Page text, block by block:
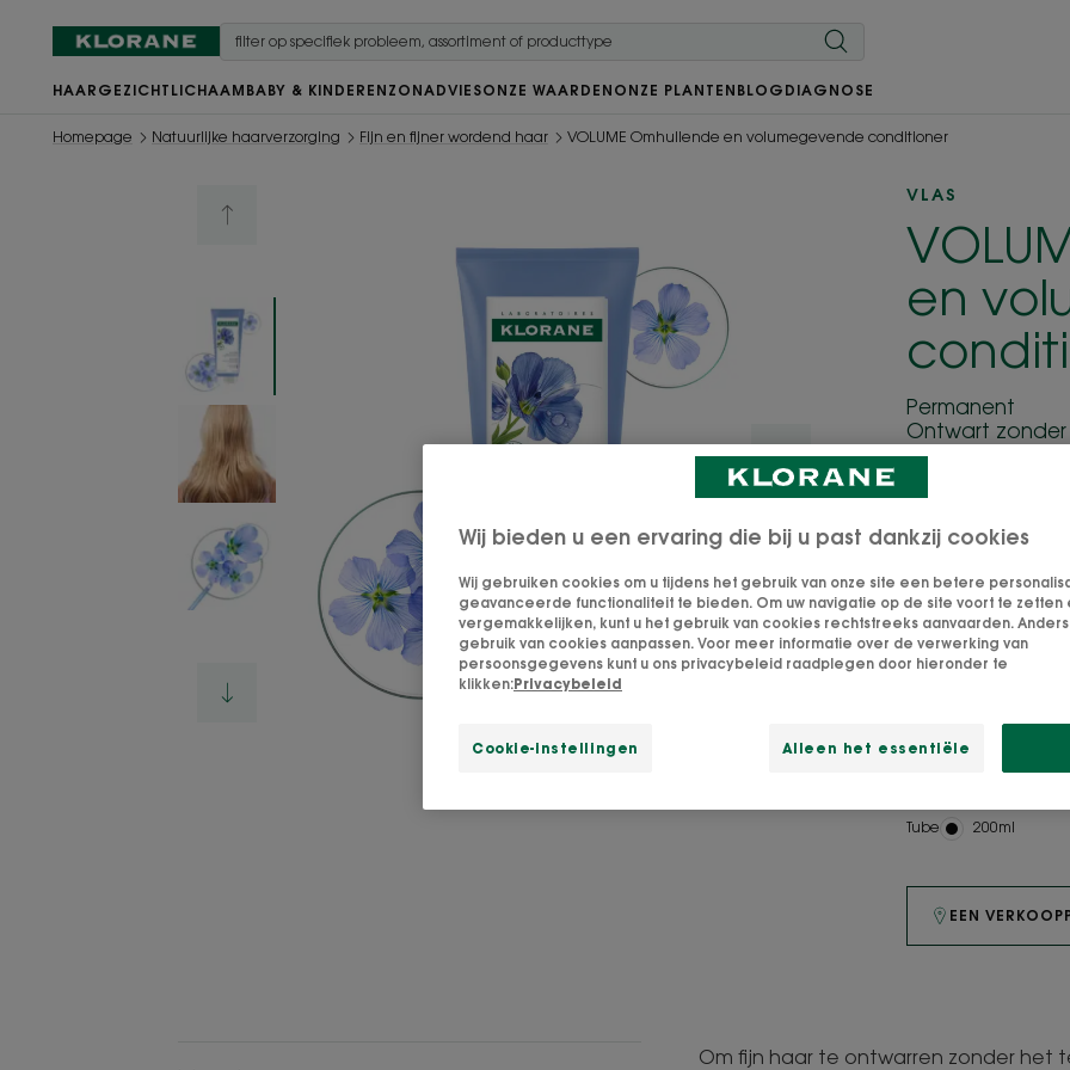
HAAR GEZICHT LICHAAM BABY & KINDEREN ZONADVIESONZE WAARDEN ONZE PLANTEN BLOG DIAGNOSE
Homepage Natuurlijke haarverzorging Fijn en fijner wordend haar VOLUME Omhullende en volumegevende conditioner
VLAS
en
Permanent
Ontwart
De omhullende
ontwart fijn
langdurig hun
Ontwart zonder
Ontwarrend,
Tube Tube
200ml
EEN
Om fijn haar te ontwarren zonder het
Wij bieden u een ervaring die bij u past dankzij cookies
Wij gebruiken cookies om u tijdens het gebruik van onze site een betere
geavanceerde functionaliteit te bieden. Om uw navigatie op de site voort te zetten
vergemakkelijken, kunt u het gebruik van cookies rechtstreeks aanvaarden. Anders
gebruik van cookies aanpassen. Voor meer informatie over de verwerking van
persoonsgegevens kunt u ons privacybeleid raadplegen door hieronder te
klikken:Privacybeleid
Cookie-instellingen Alleen het essentiële